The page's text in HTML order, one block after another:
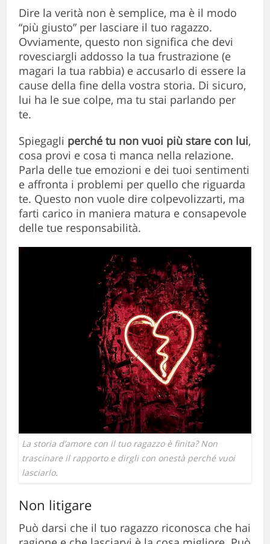
Dire la verità non è semplice, ma è il modo
“più giusto” per lasciare il tuo ragazzo.
Ovviamente, questo non significa che devi
rovesciargli addosso la tua frustrazione (e
magari la tua rabbia) e accusarlo di essere la
cause della fine della vostra storia. Di sicuro,
lui ha le sue colpe, ma tu stai parlando per
te.
Spiegagli perché tu non vuoi più stare con lui,
cosa provi e cosa ti manca nella relazione.
Parla delle tue emozioni e dei tuoi sentimenti
e affronta i problemi per quello che riguarda
te. Questo non vuole dire colpevolizzarti, ma
farti carico in maniera matura e consapevole
delle tue responsabilità.
La storia d’amore con il tuo ragazzo è finita? Non
trascinare il rapporto e dirgli con onestà perché vuoi
lasciarlo.
Non litigare
Può darsi che il tuo ragazzo riconosca che hai